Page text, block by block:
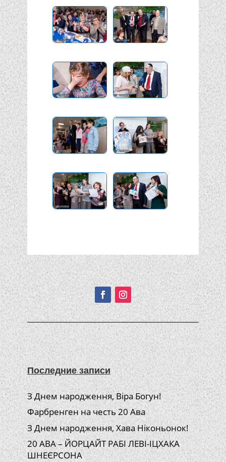
Подписывайтесь!
Последние записи
З Днем народження, Віра Богун!
Фарбренген на честь 20 Ава
З Днем народження, Хава Ніконьонок!
20 АВА – ЙОРЦАЙТ РАБІ ЛЕВІ-ІЦХАКА
ШНЕЄРСОНА